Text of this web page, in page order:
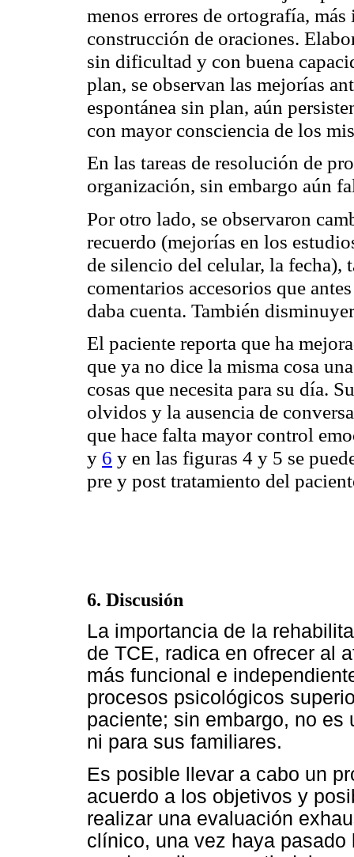
menos errores de ortografía,
construcción de oraciones.
sin dificultad y con buena
plan, se observan las mejorías
espontánea sin plan, aún
con mayor consciencia de los
En las tareas de resolución de
organización, sin embargo aún
Por otro lado, se observaron
recuerdo (mejorías en los
de silencio del celular, la fecha),
comentarios accesorios que
daba cuenta. También
El paciente reporta que ha
que ya no dice la misma cosa
cosas que necesita para su día.
olvidos y la ausencia de
que hace falta mayor control
y 6 y en las figuras 4 y 5 se
pre y post tratamiento del
6. Discusión
La importancia de la
de TCE, radica en ofrecer al
más funcional e
procesos psicológicos
paciente; sin embargo, no
ni para sus familiares.
Es posible llevar a cabo un
acuerdo a los objetivos y
realizar una evaluación
clínico, una vez haya